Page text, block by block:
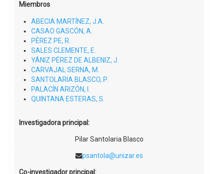
Miembros
ABECIA MARTÍNEZ, J.A.
CASAO GASCÓN, A.
PÉREZ PE, R.
SALES CLEMENTE, E.
YÁNIZ PÉREZ DE ALBENIZ, J.
CARVAJAL SERNA, M.
SANTOLARIA BLASCO, P.
PALACÍN ARIZÓN, I.
QUINTANA ESTERAS, S.
Investigadora principal:
Pilar Santolaria Blasco
psantola@unizar.es
Co-investigador principal: